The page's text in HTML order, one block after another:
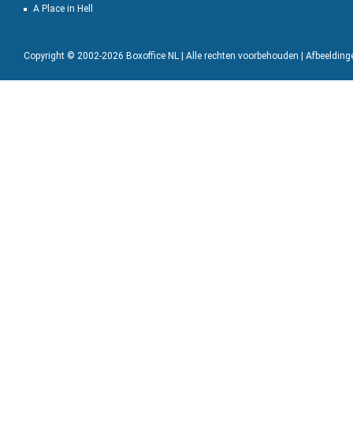
A Place in Hell
Copyright © 2002-2026 Boxoffice NL | Alle rechten voorbehouden |